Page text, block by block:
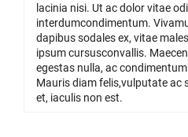
lacinia nisi. Ut ac dolor vitae
interdumcondimentum.
dapibus sodales ex, vitae
ipsum cursusconvallis.
egestas nulla, ac
Mauris diam felis,vulputate ac
et, iaculis non est.